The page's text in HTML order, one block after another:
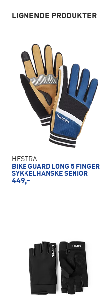
LIGNENDE PRODUKTER
HESTRA
BIKE GUARD LONG 5 FINGER
SYKKELHANSKE SENIOR
449,-